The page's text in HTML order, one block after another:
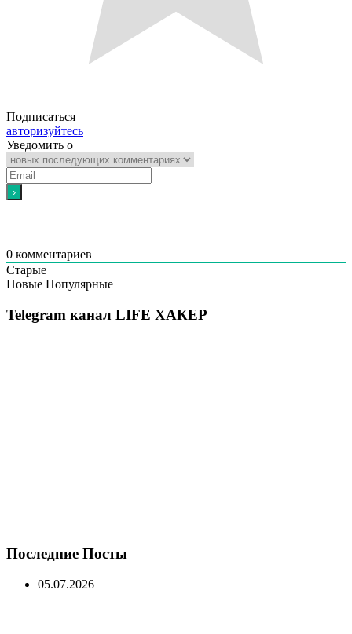
Подписаться
авторизуйтесь
Уведомить о
0 комментариев
Старые
Новые Популярные
Telegram канал LIFE ХАКЕР
Последние Посты
05.07.2026